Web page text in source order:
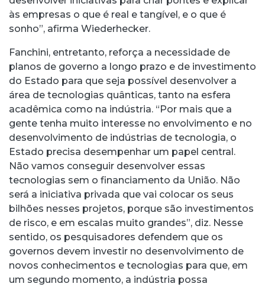
às empresas o que é real e tangível, e o que é
sonho”, afirma Wiederhecker.
Fanchini, entretanto, reforça a necessidade de
planos de governo a longo prazo e de investimento
do Estado para que seja possível desenvolver a
área de tecnologias quânticas, tanto na esfera
acadêmica como na indústria. “Por mais que a
gente tenha muito interesse no envolvimento e no
desenvolvimento de indústrias de tecnologia, o
Estado precisa desempenhar um papel central.
Não vamos conseguir desenvolver essas
tecnologias sem o financiamento da União. Não
será a iniciativa privada que vai colocar os seus
bilhões nesses projetos, porque são investimentos
de risco, e em escalas muito grandes”, diz. Nesse
sentido, os pesquisadores defendem que os
governos devem investir no desenvolvimento de
novos conhecimentos e tecnologias para que, em
um segundo momento, a indústria possa